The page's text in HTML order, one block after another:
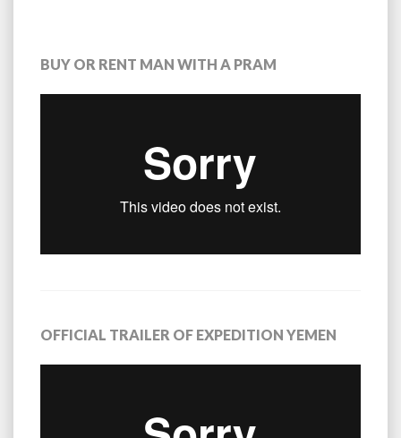
BUY OR RENT MAN WITH A PRAM
OFFICIAL TRAILER OF EXPEDITION YEMEN